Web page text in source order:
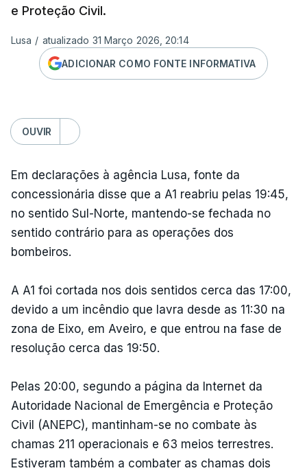
e Proteção Civil.
Lusa / atualizado 31 Março 2026, 20:14
ADICIONAR COMO FONTE INFORMATIVA
OUVIR
Em declarações à agência Lusa, fonte da
concessionária disse que a A1 reabriu pelas 19:45,
no sentido Sul-Norte, mantendo-se fechada no
sentido contrário para as operações dos
bombeiros.
A A1 foi cortada nos dois sentidos cerca das 17:00,
devido a um incêndio que lavra desde as 11:30 na
zona de Eixo, em Aveiro, e que entrou na fase de
resolução cerca das 19:50.
Pelas 20:00, segundo a página da Internet da
Autoridade Nacional de Emergência e Proteção
Civil (ANEPC), mantinham-se no combate às
chamas 211 operacionais e 63 meios terrestres.
Estiveram também a combater as chamas dois